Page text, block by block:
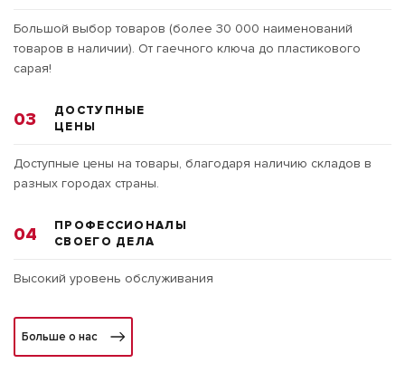
Большой выбор товаров (более 30 000 наименований
товаров в наличии). От гаечного ключа до пластикового
сарая!
03
ДОСТУПНЫЕ
ЦЕНЫ
Доступные цены на товары, благодаря наличию складов в
разных городах страны.
04
ПРОФЕССИОНАЛЫ
СВОЕГО ДЕЛА
Высокий уровень обслуживания
Больше о нас